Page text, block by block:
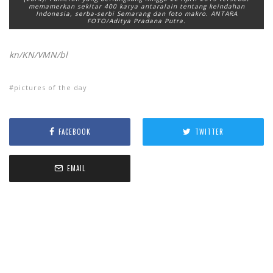
memamerkan sekitar 400 karya antaralain tentang keindahan
Indonesia, serba-serbi Semarang dan foto makro. ANTARA
FOTO/Aditya Pradana Putra.
kn/KN/VMN/bl
pictures of the day
FACEBOOK TWITTER
EMAIL